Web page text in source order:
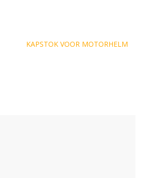
KAPSTOK VOOR MOTORHELM